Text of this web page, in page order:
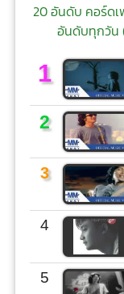
20 อันดับ คอร์ด
อันดับทุกวัน
1
2
3
4
5